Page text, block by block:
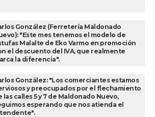
González (Ferretería Maldonado
"Este mes tenemos el modelo de
Malalte de Eko Varmo en promoción
el descuento del IVA, que realmente
la diferencia".
González: "Los comerciantes estamos
y preocupados por el flechamiento
las calles 5 y 7 de Maldonado Nuevo,
esperando que nos atienda el